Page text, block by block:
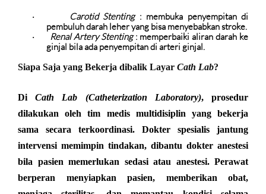
· Carotid Stenting : membuka penyempitan di
pembuluh darah leher yang bisa menyebabkan stroke.
· Renal Artery Stenting : memperbaiki aliran darah ke
ginjal bila ada penyempitan di arteri ginjal.
Siapa Saja yang Bekerja dibalik Layar Cath Lab?
Di Cath Lab (Catheterization Laboratory), prosedur
dilakukan oleh tim medis multidisiplin yang bekerja
sama secara terkoordinasi. Dokter spesialis jantung
intervensi memimpin tindakan, dibantu dokter anestesi
bila pasien memerlukan sedasi atau anestesi. Perawat
berperan menyiapkan pasien, memberikan obat,